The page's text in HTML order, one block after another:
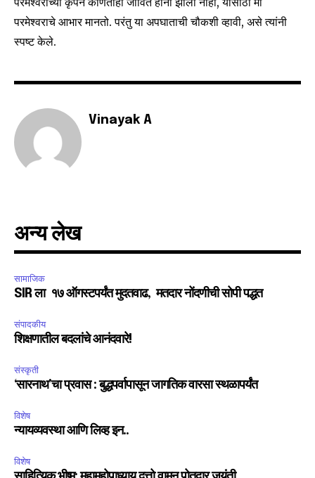
6,300
Fans
32,111 75
परमेश्वराचे आभार मानतो. परंतु या अपघाताची चौकशी व्हावी, असे त्यांनी
स्पष्ट केले.
Vinayak A
अन्य लेख
सामाजिक
SIR ला १७ ऑगस्टपर्यंत मुदतवाढ, मतदार नोंदणीची सोपी पद्धत
संपादकीय
शिक्षणातील बदलांचे आनंदवारे!
संस्कृती
‘सारनाथ’चा प्रवास : बुद्धपर्वापासून जागतिक वारसा स्थळापर्यंत
विशेष
न्यायव्यवस्था आणि लिव्ह इन..
विशेष